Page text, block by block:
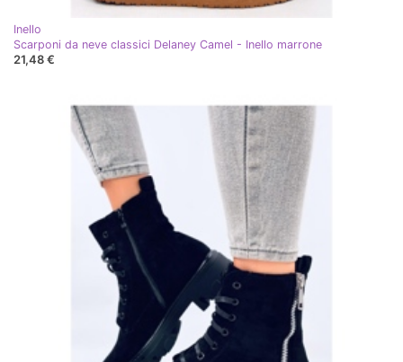
Inello
Scarponi da neve classici Delaney Camel - Inello marrone
21,48 €